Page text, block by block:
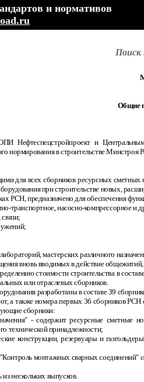
и нормативов
Поиск
Общие
Нефтеспецстройпроект и
нормирования в строительстве Минстроя
для всех сборников ресурсных
при строительстве новых,
РСН, предназначено для обеспечения
транспортное, насосно-компрессорное и
мастерских различного
вновь вводимых в действие
стоимости строительства в
или отраслевых сборников.
разработаны в составе 39
а также номера первых 36 сборников
сборники:
-содержит ресурсные сметные
технической принадлежности;
конструкции, резервуары и
монтажных сварных
нескольких выпусков.